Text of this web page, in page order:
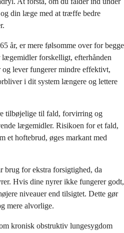
din læge med at træffe bedre
år, er mere følsomme over for begge
forskelligt, efterhånden
lever fungerer mindre effektivt,
i dit system længere og lettere
tilbøjelige til fald, forvirring og
lægemidler. Risikoen for et fald,
et hoftebrud, øges markant med
brug for ekstra forsigtighed, da
Hvis dine nyrer ikke fungerer godt,
niveauer end tilsigtet. Dette gør
mere alvorlige.
kronisk obstruktiv lungesygdom